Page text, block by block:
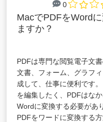
0
MacでPDFをWord
ますか？
PDFは専門な閲覧電子文
文書、フォーム、グラフ
成して、仕事に便利です
を編集したく、PDFはな
Wordに変換する必要があ
PDFをワードに変換する